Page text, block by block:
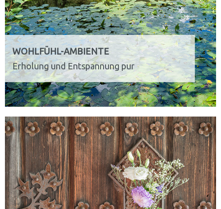
WOHLFÜHL-AMBIENTE
Erholung und Entspannung pur